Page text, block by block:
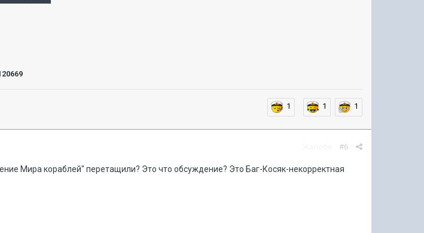
1 1 1
#6
Мира кораблей" перетащили? Это что обсуждение? Это Баг-Косяк-некорректная